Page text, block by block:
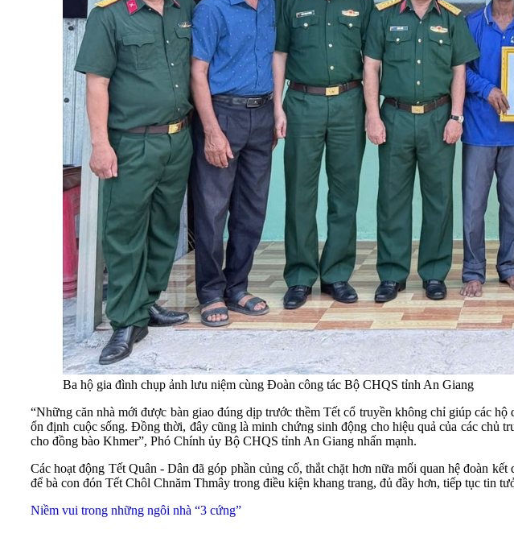
Ba hộ gia đình chụp ảnh lưu niệm cùng Đoàn công tác Bộ CHQS tỉnh An Giang
“Những căn nhà mới được bàn giao đúng dịp trước thềm Tết cổ truyền không chỉ giúp các
ổn định cuộc sống. Đồng thời, đây cũng là minh chứng sinh động cho hiệu quả của các chủ
cho đồng bào Khmer”, Phó Chính ủy Bộ CHQS tỉnh An Giang nhấn mạnh.
Các hoạt động Tết Quân - Dân đã góp phần củng cố, thắt chặt hơn nữa mối quan hệ đoàn
để bà con đón Tết Chôl Chnăm Thmây trong điều kiện khang trang, đủ đầy hơn, tiếp tục tin
Niềm vui trong những ngôi nhà “3 cứng”